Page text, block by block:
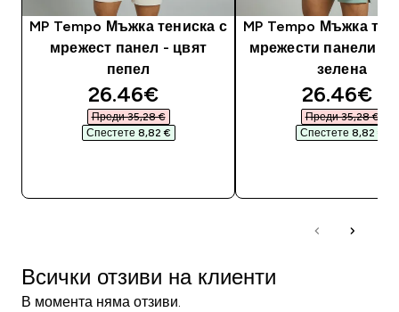
MP Tempo Мъжка тениска с
мрежест панел - цвят
пепел
discounted price
26.46€‎
Преди 35,28 €‎
Спестете 8,82 €‎
MP Tempo Мъжка
мрежести панели -
зелена
26.46€‎
Преди 35,28 €‎
Спестете 8,82 €‎
Всички отзиви на клиенти
В момента няма отзиви.